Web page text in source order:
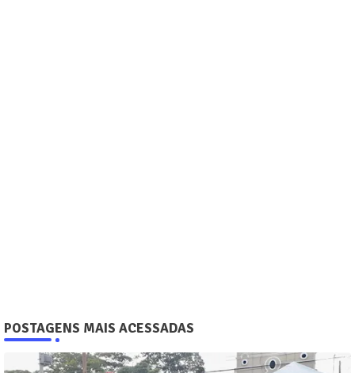
POSTAGENS MAIS ACESSADAS